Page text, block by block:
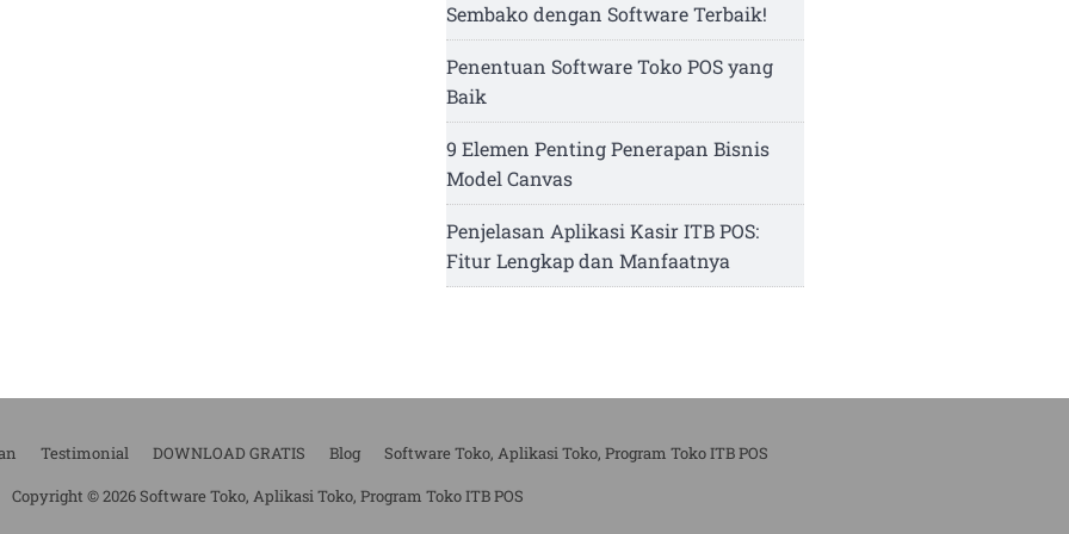
Sembako dengan Software Terbaik!
Penentuan Software Toko POS yang
Baik
9 Elemen Penting Penerapan Bisnis
Model Canvas
Penjelasan Aplikasi Kasir ITB POS:
Fitur Lengkap dan Manfaatnya
Testimonial DOWNLOAD GRATIS Blog
Software Toko, Aplikasi Toko, Program Toko ITB POS
Copyright © 2026 Software Toko, Aplikasi Toko, Program Toko ITB POS